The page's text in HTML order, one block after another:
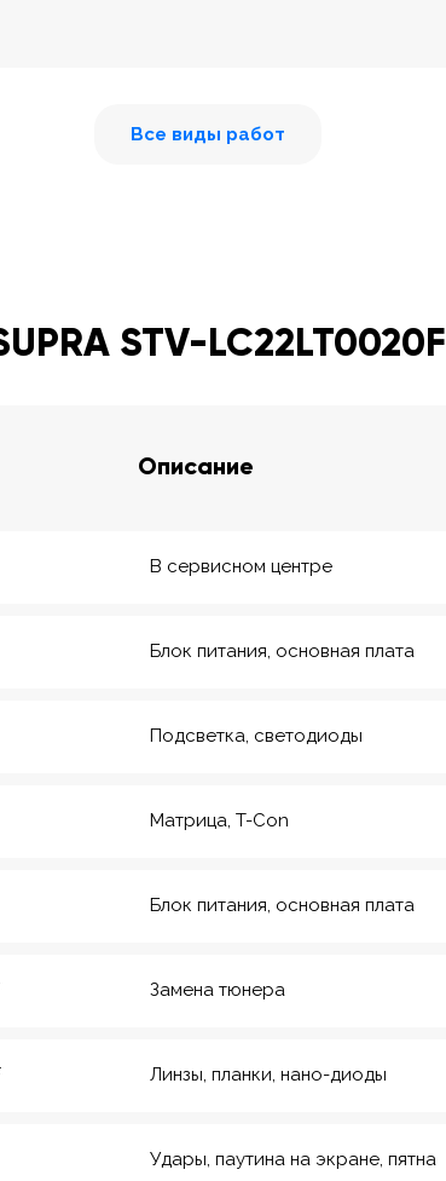
Все виды работ
STV-LC22LT0020F
Описание
В сервисном центре
Блок питания, основная плата
Подсветка, светодиоды
Матрица, T-Con
Блок питания, основная плата
Замена тюнера
Линзы, планки, нано-диоды
Удары, паутина на экране, пятна